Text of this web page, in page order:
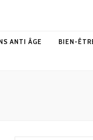
ANTI ÂGE BIEN-